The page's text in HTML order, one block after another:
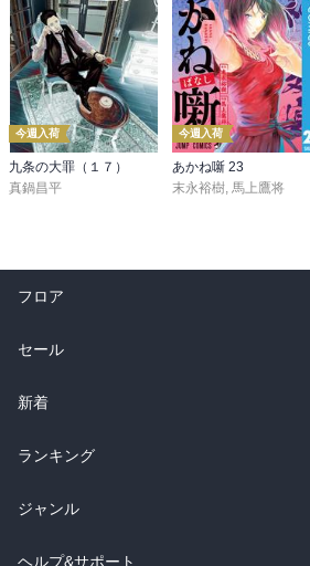
今週入荷
九条の大罪（１７）
真鍋昌平
今週入荷
あかね噺 23
末永裕樹, 馬上鷹将
フロア
総合
ラノベ
雑誌・グラビア
BL・TL
セール
総合
ラノベ
雑誌・グラビア
BL・TL
新着
総合
ラノベ
雑誌・グラビア
ランキング
総合
ラノベ
ジャンル
コミック
ヘルプ&サポート